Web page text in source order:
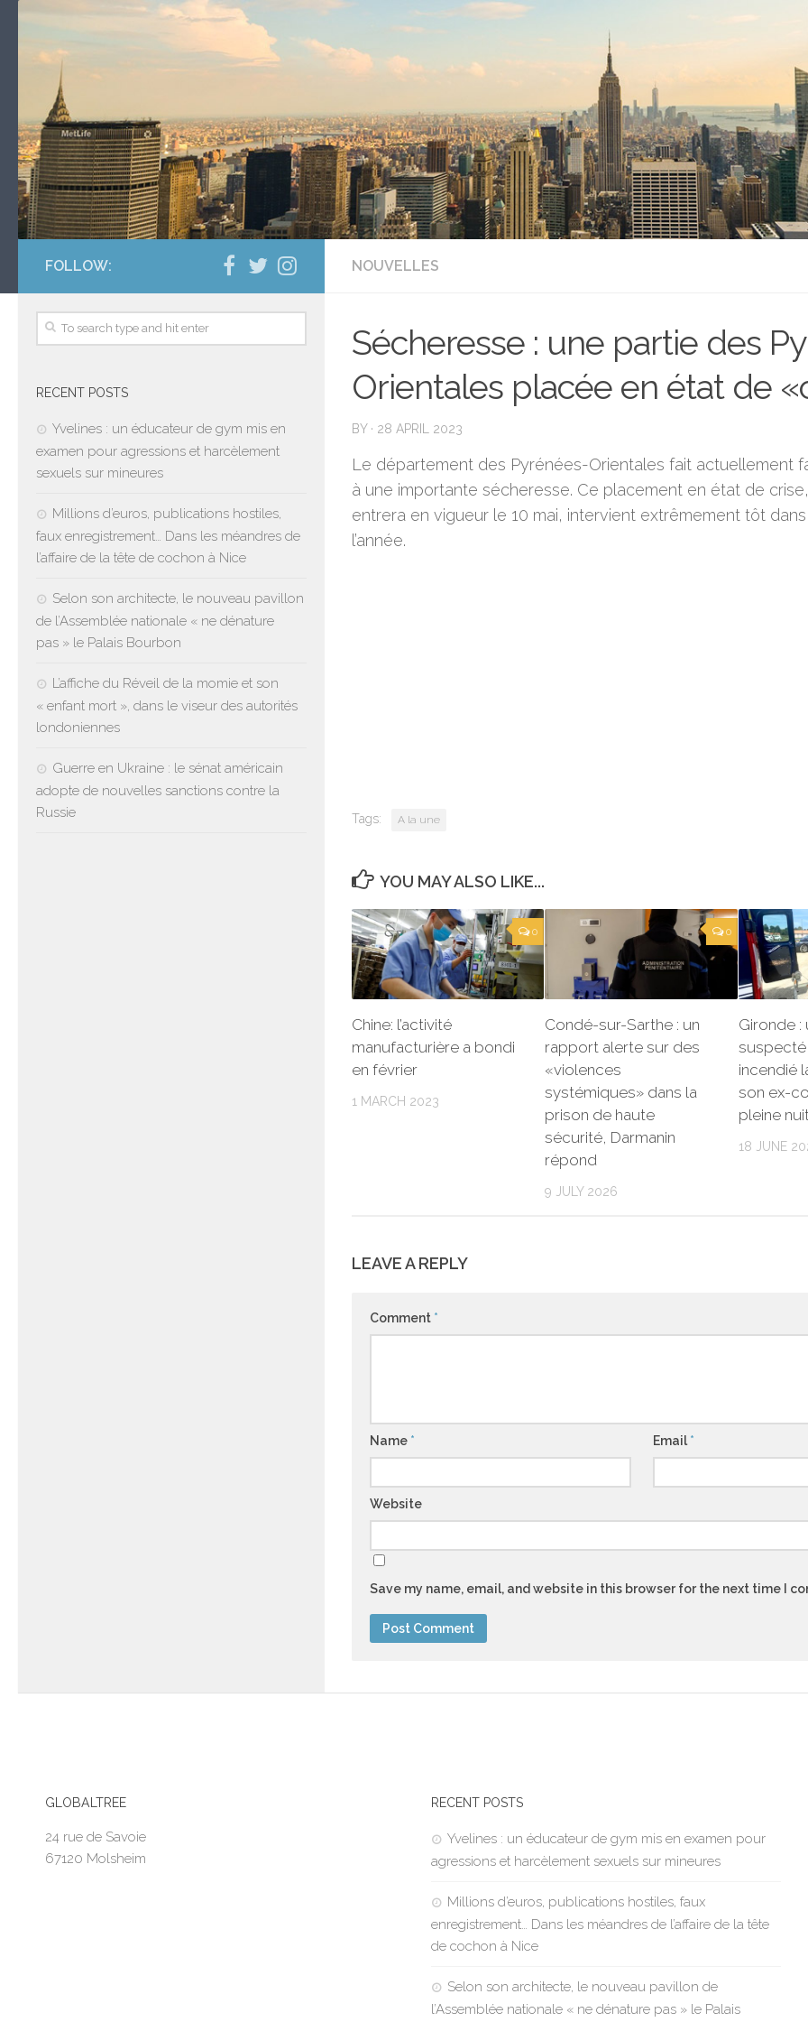
NOUVELLES
Sécheresse : une partie des
Orientales placée en état de
BY · 28 APRIL 2023
Le département des Pyrénées-Orientales fait actuellement
à une importante sécheresse. Ce placement en état de
entrera en vigueur le 10 mai, intervient extrêmement tôt dans
l’année.
Tags: A la une
YOU MAY ALSO LIKE...
0
Chine: l’activité
manufacturière a bondi
en février
1 MARCH 2023
0
Condé-sur-Sarthe : un
rapport alerte sur des
«violences
systémiques» dans la
prison de haute
sécurité, Darmanin
répond
9 JULY 2026
Gironde :
suspecté
incendié
son ex-
pleine
18 JUNE
LEAVE A REPLY
Comment *
Name * Email*
Website
Save my name, email, and website in this browser for the next time I
FOLLOW:
RECENT POSTS
Yvelines : un éducateur de gym mis en
examen pour agressions et harcèlement
sexuels sur mineures
Millions d’euros, publications hostiles,
faux enregistrement… Dans les méandres de
l’affaire de la tête de cochon à Nice
Selon son architecte, le nouveau pavillon
de l’Assemblée nationale « ne dénature
pas » le Palais Bourbon
L’affiche du Réveil de la momie et son
« enfant mort », dans le viseur des autorités
londoniennes
Guerre en Ukraine : le sénat américain
adopte de nouvelles sanctions contre la
Russie
GLOBALTREE
24 rue de Savoie
67120 Molsheim
RECENT POSTS
Yvelines : un éducateur de gym mis en examen pour
agressions et harcèlement sexuels sur mineures
Millions d’euros, publications hostiles, faux
enregistrement… Dans les méandres de l’affaire de la tête
de cochon à Nice
Selon son architecte, le nouveau pavillon de
l’Assemblée nationale « ne dénature pas » le Palais